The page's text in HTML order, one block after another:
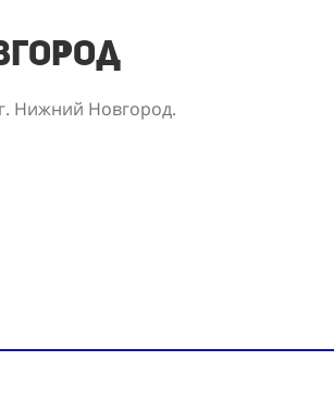
Нижний Новгород.